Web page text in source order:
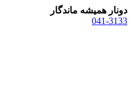
دونار همیشه ماندگار
041-3133